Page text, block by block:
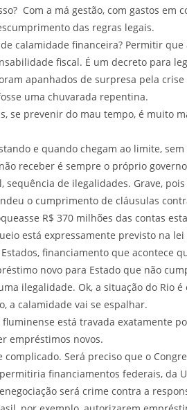
Com a má gestão, com gastos
das regras legais.
financeira? Permitir que
fiscal. É um decreto para
apanhados de surpresa pela crise
uma chuvarada repentina.
prevenir do mau tempo, é muito
e quando chegam ao limite, sem
receber é sempre o próprio
de ilegalidades. Grave, pois
o cumprimento de cláusulas
R$ 370 milhões das contas
está expressamente previsto na
financiamento que acontece
novo para Estado que não
Ok, a situação do Rio é
a calamidade vai se espalhar.
está travada exatamente
empréstimos novos.
Será preciso que o
financiamentos federais, da
será crime contra a